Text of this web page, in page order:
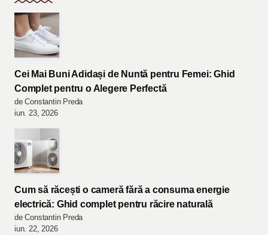
Cei Mai Buni Adidași de Nuntă pentru Femei: Ghid
Complet pentru o Alegere Perfectă
de Constantin Preda
iun. 23, 2026
Cum să răcești o cameră fără a consuma energie
electrică: Ghid complet pentru răcire naturală
de Constantin Preda
iun. 22, 2026